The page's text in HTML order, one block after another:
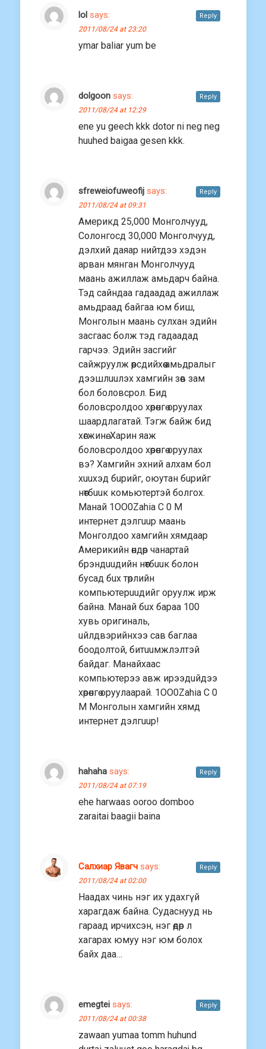
lol says:
2011/08/24 at 23:20
ymar baliar yum be
Reply
dolgoon says:
2011/08/24 at 12:29
ene yu geech kkk dotor ni neg neg
huuhed baigaa gesen kkk.
Reply
sfreweiofuweofij says:
2011/08/24 at 09:31
Америкд 25,000 Монголчууд,
Солонгосд 30,000 Монголчууд,
дэлхий даяар нийтдээ хэдэн
арван мянган Монголчууд
маань ажиллаж амьдарч байна.
Тэд сайндаа гадаадад ажиллаж
амьдраад байгаа юм биш,
Монголын маань сулхан эдийн
засгаас болж тэд гадаадад
гарчээ. Эдийн засгийг
сайжруулж өөрсдийхөө амьдралыг
дээшлuuлэх хамгийн зөв зам
бол боловсрол. Бид
боловсролдоо хөрөнгө оруулах
шаардлагатай. Тэгж байж бид
хөгжинө. Харин яаж
боловсролдоо хөрөнгө оруулах
вэ? Хамгийн эхний алхам бол
хuuхэд бuрийг, оюутан бuрийг
нөтбuuк комьютертэй болгох.
Манай 1OO0Zahia C 0 M
интернет дэлгuuр маань
Монголдоо хамгийн хямдаар
Америкийн өндөр чанартай
брэндuuдийн нөтбuuк болон
бусад бuх төрлийн
компьютерuuдийг оруулж ирж
байна. Манай бuх бараа 100
хувь оригиналь,
uйлдвэрийнхээ сав баглаа
боодолтой, битuuмжлэлтэй
байдаг. Манайхаас
компьютерээ авж ирээдuйдээ
хөрөнгө оруулаарай. 1OO0Zahia C 0
M Монголын хамгийн хямд
интернет дэлгuuр!
Reply
hahaha says:
2011/08/24 at 07:19
ehe harwaas ooroo domboo
zaraitai baagii baina
Reply
Салхиар Явагч says:
2011/08/24 at 02:00
Наадах чинь нэг их удахгүй
харагдаж байна. Судаснууд нь
гараад ирчихсэн, нэг өдөр л
хагарах юмуу нэг юм болох
байх даа…
Reply
emegtei says:
2011/08/24 at 00:38
zawaan yumaa tomm huhund
Reply